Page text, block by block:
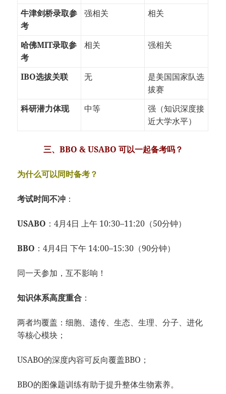
牛津剑桥录取参
考
强相关 相关
哈佛MIT录取参
考
相关 强相关
IBO选拔关联 无
是美国国家队选
拔赛
科研潜力体现
中等
强（知识深度接
近大学水平）
三、BBO & USABO 可以一起备考吗？
为什么可以同时备考？
考试时间不冲 ：
USABO ：4月4日 上午 10:30–11:20（50分钟）
BBO ：4月4日 下午 14:00–15:30（90分钟）
同一天参加，互不影响！
知识体系高度重合 ：
两者均覆盖：细胞、遗传、生态、生理、分子、进化
等核心模块；
USABO的深度内容可反向覆盖BBO；
BBO的图像题训练有助于提升整体生物素养。